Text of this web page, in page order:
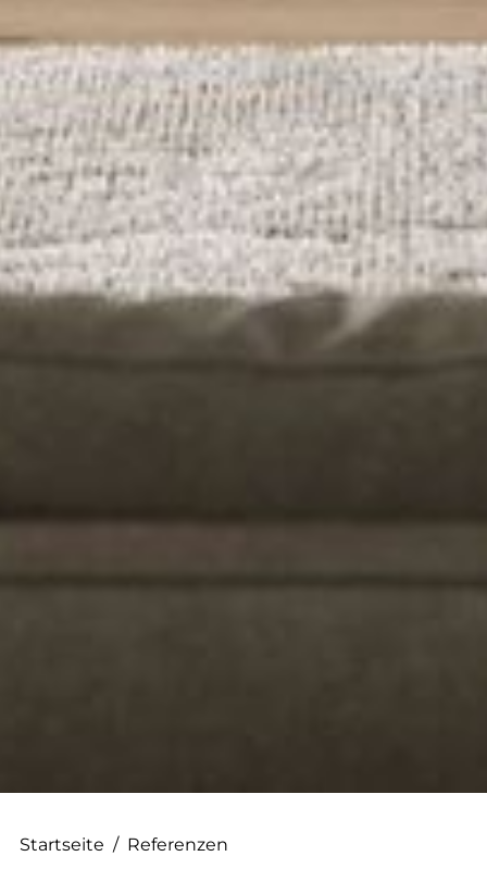
--
--
Startseite / Referenzen